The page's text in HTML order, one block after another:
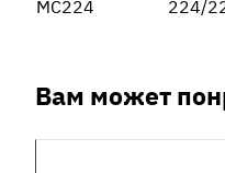
МС224 224/
Вам может